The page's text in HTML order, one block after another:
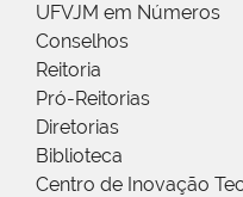
UFVJM em Números
Conselhos
Reitoria
Pró-Reitorias
Diretorias
Biblioteca
Centro de Inovação